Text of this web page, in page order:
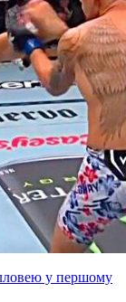
у першому